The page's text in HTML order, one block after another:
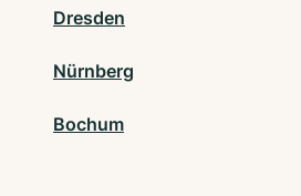
Dresden
Nürnberg
Bochum